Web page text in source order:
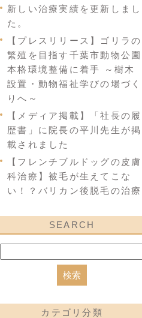
新しい治療実績を更新しまし
た。
【プレスリリース】ゴリラの
繁殖を目指す千葉市動物公園
本格環境整備に着手 ～樹木
設置・動物福祉学びの場づく
りへ～
【メディア掲載】「社長の履
歴書」に院長の平川先生が掲
載されました
【フレンチブルドッグの皮膚
科治療】被毛が生えてこな
い！？バリカン後脱毛の治療
SEARCH
カテゴリ分類